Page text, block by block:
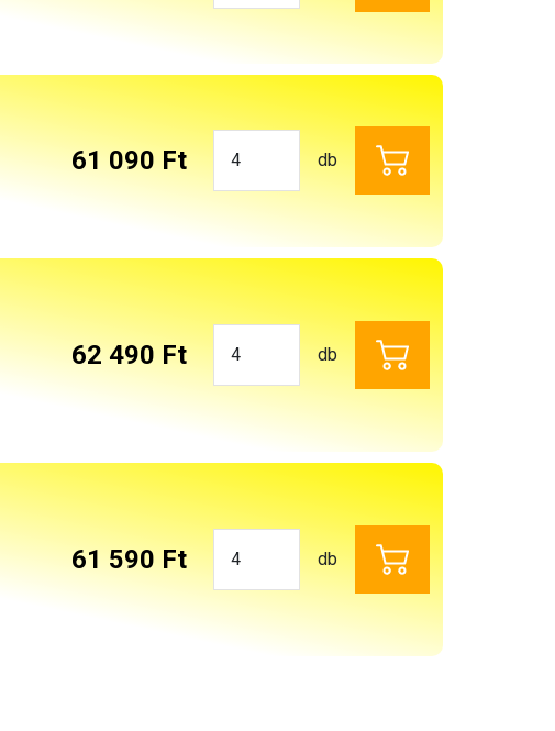
61 090 Ft db
62 490 Ft db
61 590 Ft db